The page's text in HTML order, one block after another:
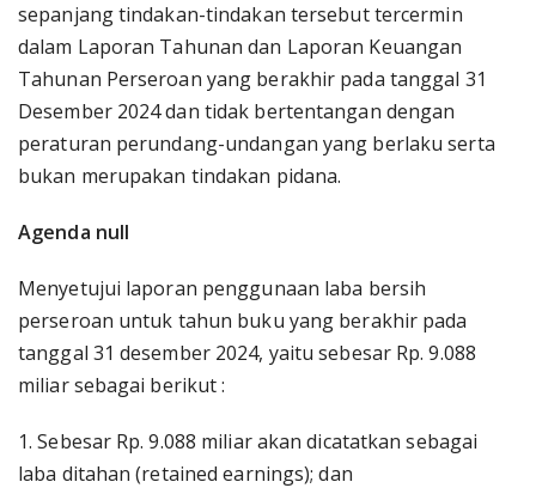
sepanjang tindakan-tindakan tersebut tercermin
dalam Laporan Tahunan dan Laporan Keuangan
Tahunan Perseroan yang berakhir pada tanggal 31
Desember 2024 dan tidak bertentangan dengan
peraturan perundang-undangan yang berlaku serta
bukan merupakan tindakan pidana.
Agenda null
Menyetujui laporan penggunaan laba bersih
perseroan untuk tahun buku yang berakhir pada
tanggal 31 desember 2024, yaitu sebesar Rp. 9.088
miliar sebagai berikut :
1. Sebesar Rp. 9.088 miliar akan dicatatkan sebagai
laba ditahan (retained earnings); dan